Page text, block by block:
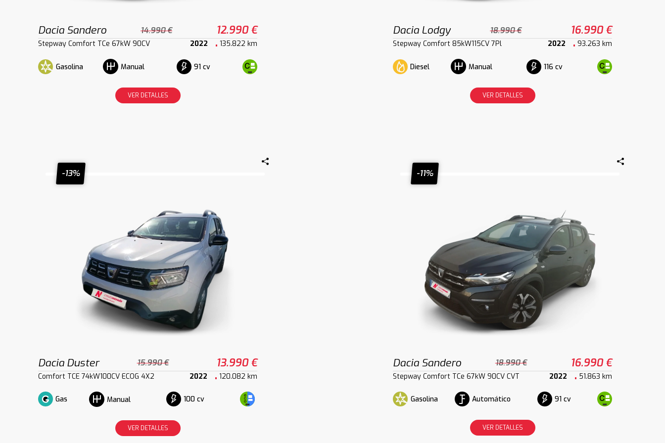
Dacia Sandero 14.990 € 12.990 €
Stepway Comfort TCe 67kW 90CV 2022 135.822 km
Gasolina Manual 91 cv
VER DETALLES
Dacia Lodgy 18.990 € 16.990 €
Stepway Comfort 85kW115CV 7Pl 2022 93.263 km
Diesel Manual 116 cv
VER DETALLES
-13%
Dacia Duster 15.990 € 13.990 €
Comfort TCE 74kW100CV ECOG 4X2 2022 120.082 km
Gas Manual 100 cv
VER DETALLES
-11%
Dacia Sandero 18.990 € 16.990 €
Stepway Comfort TCe 67kW 90CV CVT 2022 51.863 km
Gasolina Automático 91 cv
VER DETALLES